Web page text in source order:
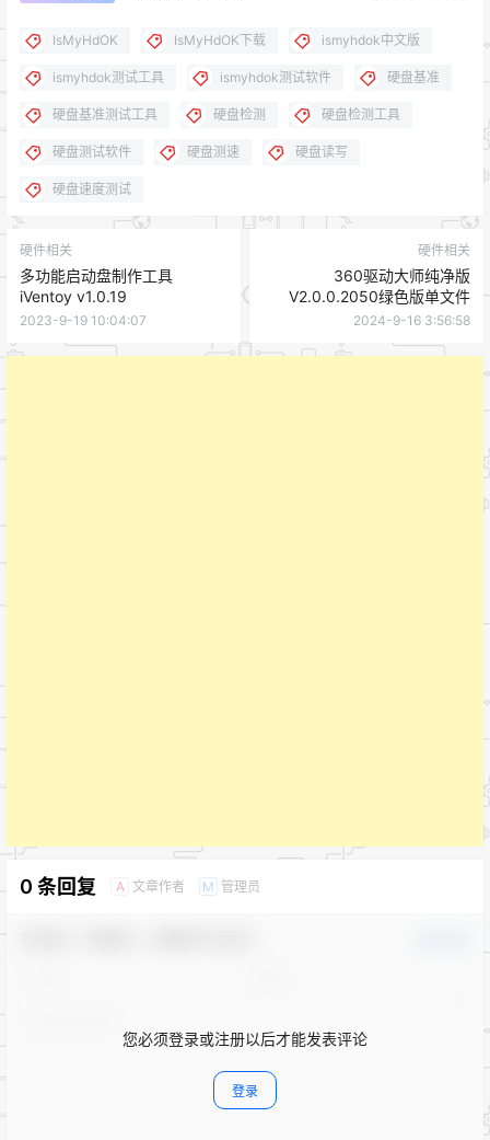
IsMyHdOK IsMyHdOK下载 ismyhdok中文版
ismyhdok测试工具 ismyhdok测试软件 硬盘基准
硬盘基准测试工具 硬盘检测 硬盘检测工具
硬盘测试软件 硬盘测速 硬盘读写
硬盘速度测试
硬件相关
多功能启动盘制作工具
iVentoy v1.0.19
2023-9-19 10:04:07
硬件相关
360驱动大师纯净版
V2.0.0.2050绿色版单文件
2024-9-16 3:56:58
0 条回复 A 文章作者 M 管理员
您必须登录或注册以后才能发表评论
登录